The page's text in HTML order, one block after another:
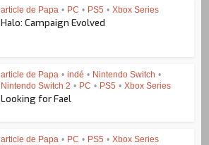
article de Papa • PC • PS5 • Xbox Series
Halo: Campaign Evolved
article de Papa • indé • Nintendo Switch •
Nintendo Switch 2 • PC • PS5 • Xbox Series
Looking for Fael
article de Papa • PC • PS5 • Xbox Series